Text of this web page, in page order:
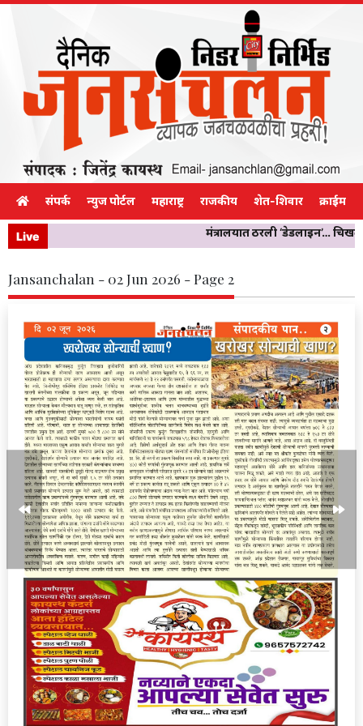
संपर्क न्युज पोर्टल महाराष्ट्र राजकीय शेत-शिवार क्राईम
Live मंत्रालयात ठरली ‘डेडलाइन’…
Jansanchalan - 02 Jun 2026 - Page 2